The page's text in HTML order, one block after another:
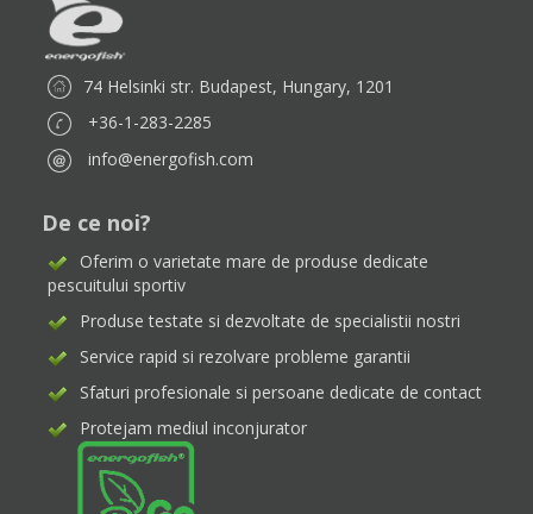
74 Helsinki str. Budapest, Hungary, 1201
+36-1-283-2285
info@energofish.com
De ce noi?
Oferim o varietate mare de produse dedicate
pescuitului sportiv
Produse testate si dezvoltate de specialistii nostri
Service rapid si rezolvare probleme garantii
Sfaturi profesionale si persoane dedicate de contact
Protejam mediul inconjurator